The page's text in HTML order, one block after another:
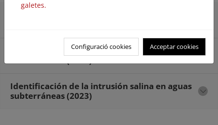
Detección de plaguicidas en las aguas
Identificación de la intrusión salina en aguas
subterráneas (2023)
galetes.
Configuració cookies Acceptar cookies